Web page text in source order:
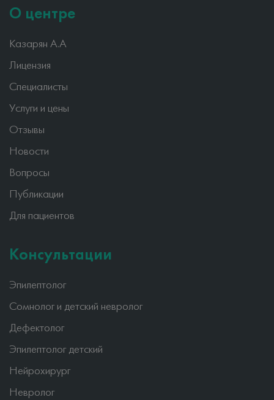
О центре
Казарян А.А
Лицензия
Специалисты
Услуги и цены
Отзывы
Новости
Вопросы
Публикации
Для пациентов
Консультации
Эпилептолог
Сомнолог и детский невролог
Дефектолог
Эпилептолог детский
Нейрохирург
Невролог